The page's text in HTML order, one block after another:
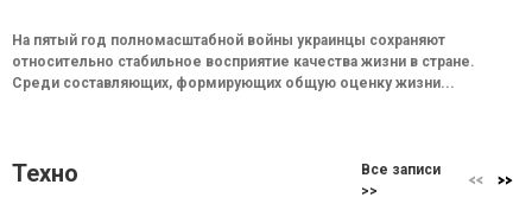
На пятый год полномасштабной войны украинцы сохраняют
относительно стабильное восприятие качества жизни в стране.
Среди составляющих, формирующих общую оценку жизни...
Техно
Все записи
>>